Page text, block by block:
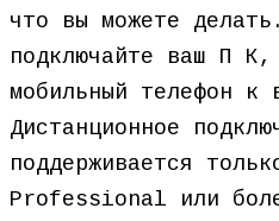
что вы можете
подключайте ваш П К,
мобильный телефон к
Дистанционное
поддерживается
Professional или